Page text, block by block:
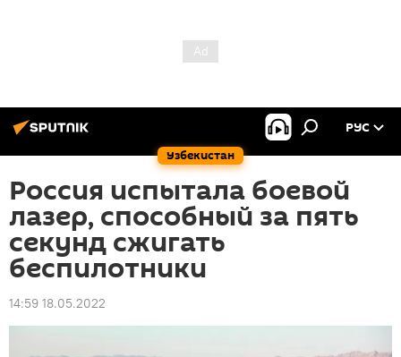
Узбекистан
РУС
Россия испытала боевой
лазер, способный за пять
секунд сжигать
беспилотники
14:59 18.05.2022